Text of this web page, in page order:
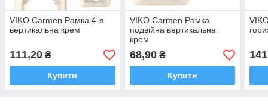
VIKO Carmen Рамка 4-я
вертикальна крем
111,20 ₴
Купити
VIKO Carmen Рамка
подвійна вертикальна
крем
68,90₴
Купити